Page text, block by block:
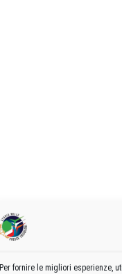
Per fornire le migliori esperienze,